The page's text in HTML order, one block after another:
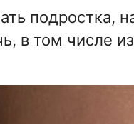
подростка,
в том числе